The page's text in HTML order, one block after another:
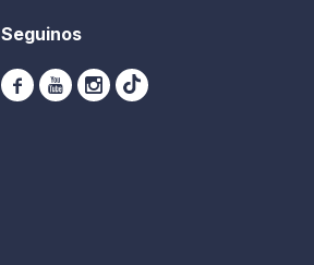
Seguinos
  